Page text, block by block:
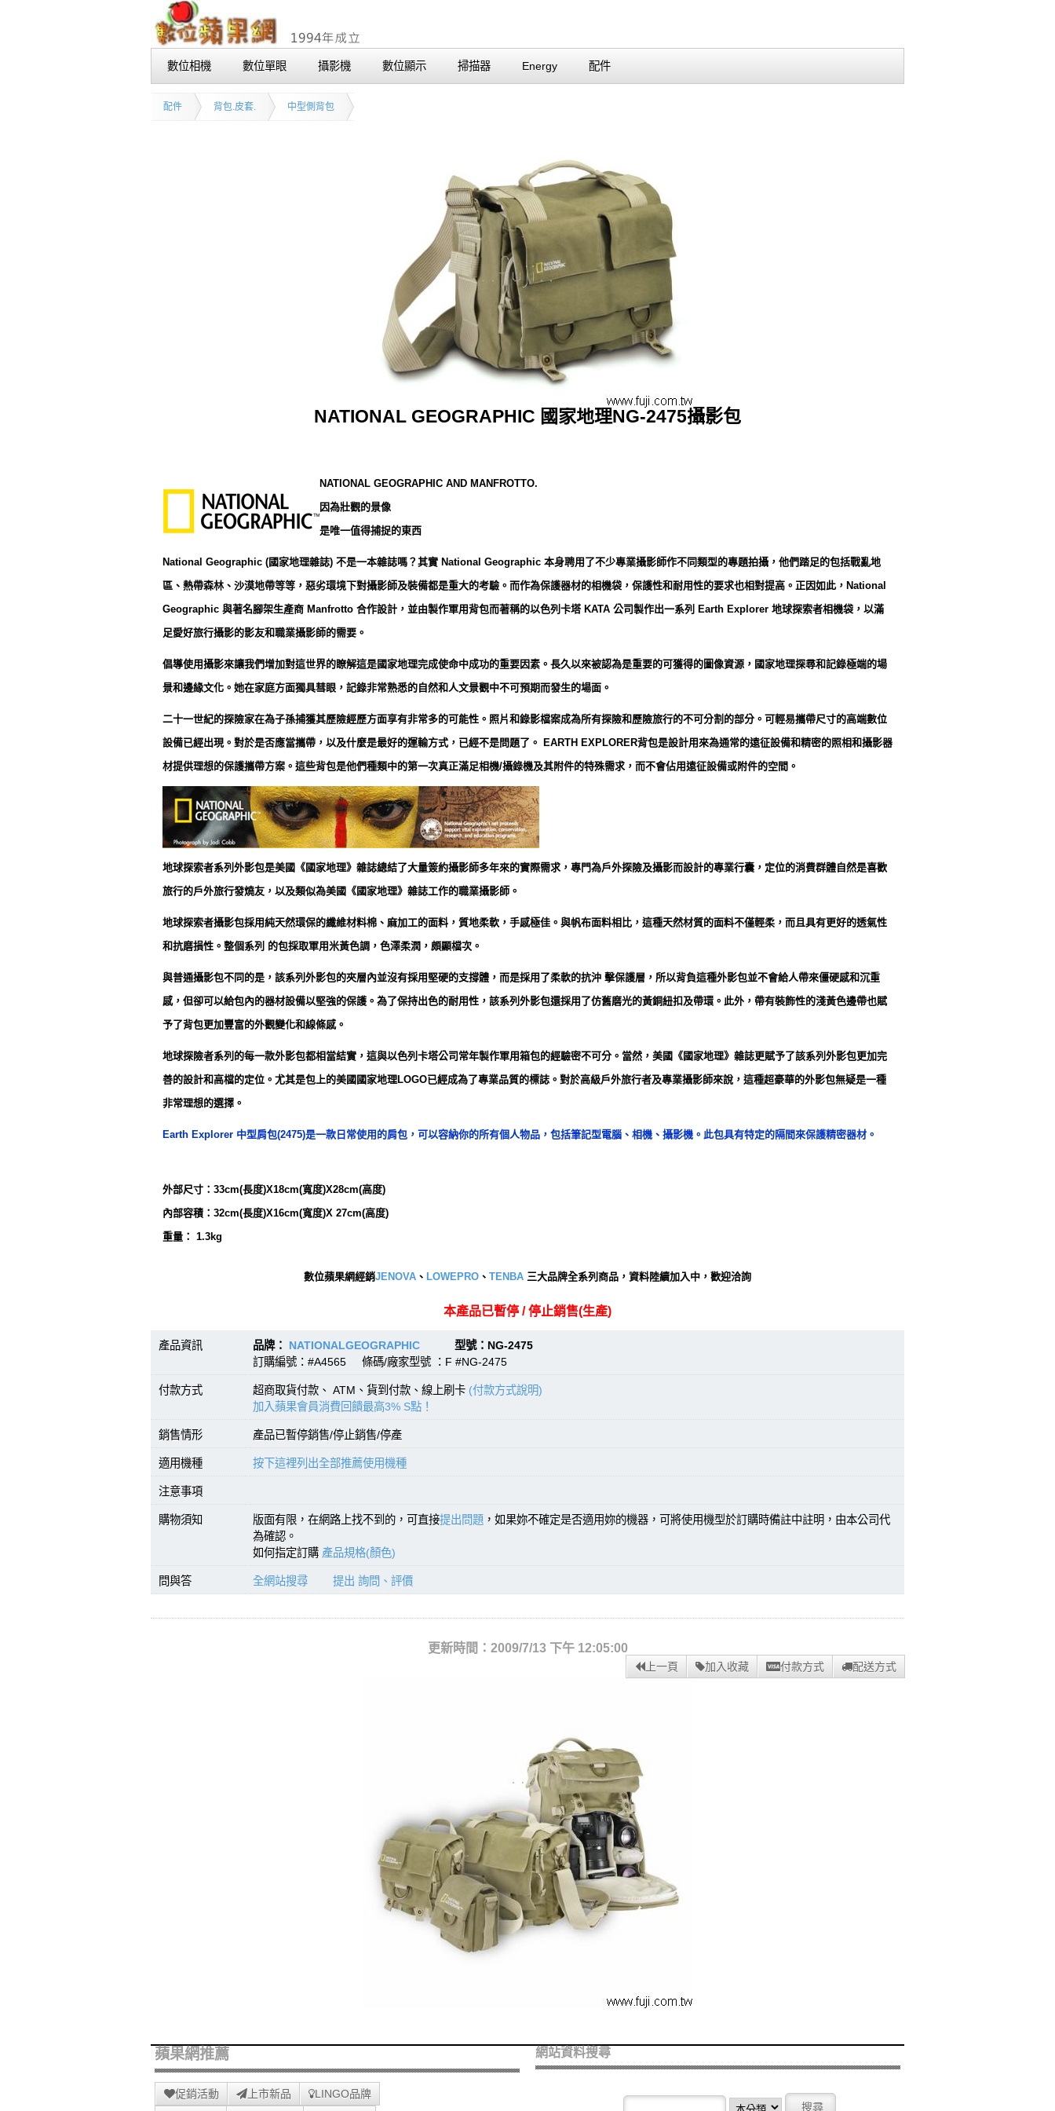
數位相機 數位單眼 攝影機 數位顯示 掃描器 Energy 配件
配件 背包.皮套. 中型側背包
NATIONAL GEOGRAPHIC 國家地理NG-2475攝影包
NATIONAL GEOGRAPHIC AND MANFROTTO.
因為壯觀的景像
是唯一值得捕捉的東西
National Geographic (國家地理雜誌) 不是一本雜誌嗎？其實 National Geographic 本身聘用了不少專業攝影師作不同類型的專題拍攝，他們踏足的包括戰亂地
區、熱帶森林、沙漠地帶等等，惡劣環境下對攝影師及裝備都是重大的考驗。而作為保護器材的相機袋，保護性和耐用性的要求也相對提高。正因如此，National
Geographic 與著名腳架生產商 Manfrotto 合作設計，並由製作軍用背包而著稱的以色列卡塔 KATA 公司製作出一系列 Earth Explorer 地球探索者相機袋，以滿
足愛好旅行攝影的影友和職業攝影師的需要。
倡導使用攝影來讓我們增加對這世界的瞭解這是國家地理完成使命中成功的重要因素。長久以來被認為是重要的可獲得的圖像資源，國家地理探尋和記錄極端的場
景和邊緣文化。她在家庭方面獨具彗眼，記錄非常熟悉的自然和人文景觀中不可預期而發生的場面。
二十一世紀的探險家在為子孫捕獲其歷險經歷方面享有非常多的可能性。照片和錄影檔案成為所有探險和歷險旅行的不可分割的部分。可輕易攜帶尺寸的高端數位
設備已經出現。對於是否應當攜帶，以及什麼是最好的運輸方式，已經不是問題了。 EARTH EXPLORER背包是設計用來為通常的遠征設備和精密的照相和攝影器
材提供理想的保護攜帶方案。這些背包是他們種類中的第一次真正滿足相機/攝錄機及其附件的特殊需求，而不會佔用遠征設備或附件的空間。
地球探索者系列外影包是美國《國家地理》雜誌總結了大量簽約攝影師多年來的實際需求，專門為戶外探險及攝影而設計的專業行囊，定位的消費群體自然是喜歡
旅行的戶外旅行發燒友，以及類似為美國《國家地理》雜誌工作的職業攝影師。
地球探索者攝影包採用純天然環保的纖維材料棉、麻加工的面料，質地柔軟，手感極佳。與帆布面料相比，這種天然材質的面料不僅輕柔，而且具有更好的透氣性
和抗磨損性。整個系列 的包採取軍用米黃色調，色澤柔潤，頗顯檔次。
與普通攝影包不同的是，該系列外影包的夾層內並沒有採用堅硬的支撐體，而是採用了柔軟的抗沖 擊保護層，所以背負這種外影包並不會給人帶來僵硬感和沉重
感，但卻可以給包內的器材設備以堅強的保護。為了保持出色的耐用性，該系列外影包還採用了仿舊磨光的黃銅紐扣及帶環。此外，帶有裝飾性的淺黃色邊帶也賦
予了背包更加豐富的外觀變化和線條感。
地球探險者系列的每一款外影包都相當結實，這與以色列卡塔公司常年製作軍用箱包的經驗密不可分。當然，美國《國家地理》雜誌更賦予了該系列外影包更加完
善的設計和高檔的定位。尤其是包上的美國國家地理LOGO已經成為了專業品質的標誌。對於高級戶外旅行者及專業攝影師來說，這種超豪華的外影包無疑是一種
非常理想的選擇。
Earth Explorer 中型肩包(2475)是一款日常使用的肩包，可以容納你的所有個人物品，包括筆記型電腦、相機、攝影機。此包具有特定的隔間來保護精密器材。
外部尺寸：33cm(長度)X18cm(寬度)X28cm(高度)
內部容積：32cm(長度)X16cm(寬度)X 27cm(高度)
重量： 1.3kg
數位蘋果網經銷JENOVA 、 LOWEPRO 、 TENBA 三大品牌全系列商品，資料陸續加入中，歡迎洽詢
本產品已暫停 / 停止銷售(生產)
產品資訊 品牌： NATIONALGEOGRAPHIC 型號：NG-2475
訂購編號：#A4565 條碼/廠家型號 ：F #NG-2475
付款方式 超商取貨付款、 ATM、貨到付款、線上刷卡 (付款方式說明)
加入蘋果會員消費回饋最高3% S點！
銷售情形 產品已暫停銷售/停止銷售/停產
適用機種 按下這裡列出全部推薦使用機種
注意事項
購物須知 版面有限，在網路上找不到的，可直接提出問題 ，如果妳不確定是否適用妳的機器，可將使用機型於訂購時備註中註明，由本公司代
為確認。
如何指定訂購 產品規格(顏色)
問與答 全網站搜尋 提出 詢問、評價
更新時間：2009/7/13 下午 12:05:00
上一頁 加入收藏 付款方式 配送方式
蘋果網推薦
促銷活動 上市新品 LINGO品牌
網站資料搜尋